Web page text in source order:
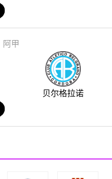
阿甲
贝尔格拉诺